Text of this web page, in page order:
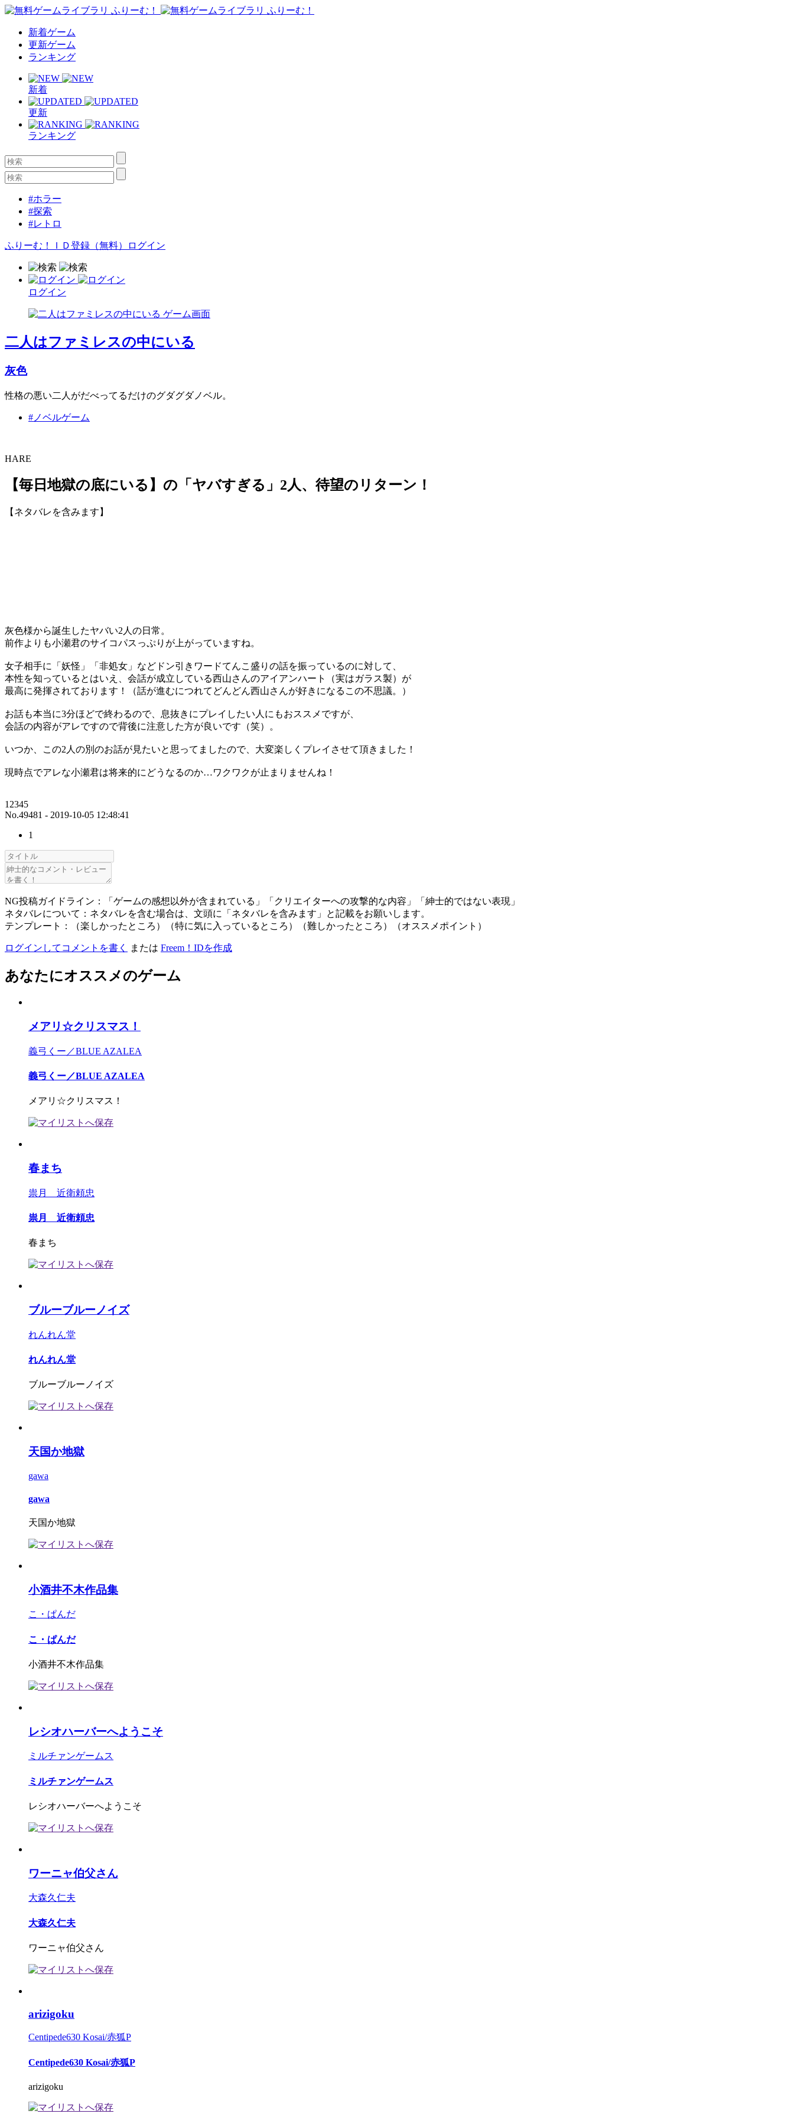
新着ゲーム
更新ゲーム
ランキング
新着
更新
ランキング
#ホラー
#探索
#レトロ
ふりーむ！ＩＤ登録（無料） ログイン
ログイン
二人はファミレスの中にいる
灰色
性格の悪い二人がだべってるだけのグダグダノベル。
#ノベルゲーム
HARE
【毎日地獄の底にいる】の「ヤバすぎる」2人、待望のリターン！
【ネタバレを含みます】
灰色様から誕生したヤバい2人の日常。
前作よりも小瀬君のサイコパスっぷりが上がっていますね。
女子相手に「妖怪」「非処女」などドン引きワードてんこ盛りの話を振っているのに対して、
本性を知っているとはいえ、会話が成立している西山さんのアイアンハート（実はガラス製）が
最高に発揮されております！（話が進むにつれてどんどん西山さんが好きになるこの不思議。）
お話も本当に3分ほどで終わるので、息抜きにプレイしたい人にもおススメですが、
会話の内容がアレですので背後に注意した方が良いです（笑）。
いつか、この2人の別のお話が見たいと思ってましたので、大変楽しくプレイさせて頂きました！
現時点でアレな小瀬君は将来的にどうなるのか…ワクワクが止まりませんね！
12345
No.49481 - 2019-10-05 12:48:41
1
NG投稿ガイドライン：「ゲームの感想以外が含まれている」「クリエイターへの攻撃的な内容」「紳士的ではない表現」
ネタバレについて：ネタバレを含む場合は、文頭に「ネタバレを含みます」と記載をお願いします。
テンプレート：（楽しかったところ）（特に気に入っているところ）（難しかったところ）（オススメポイント）
ログインしてコメントを書く または Freem！IDを作成
あなたにオススメのゲーム
メアリ☆クリスマス！
義弓くー／BLUE AZALEA
義弓くー／BLUE AZALEA
メアリ☆クリスマス！
春まち
祟月 近衛頼忠
祟月 近衛頼忠
春まち
ブルーブルーノイズ
れんれん堂
れんれん堂
ブルーブルーノイズ
天国か地獄
gawa
gawa
天国か地獄
小酒井不木作品集
こ・ぱんだ
こ・ぱんだ
小酒井不木作品集
レシオハーバーへようこそ
ミルチァンゲームス
ミルチァンゲームス
レシオハーバーへようこそ
ワーニャ伯父さん
大森久仁夫
大森久仁夫
ワーニャ伯父さん
arizigoku
Centipede630 Kosai/赤狐P
Centipede630 Kosai/赤狐P
arizigoku